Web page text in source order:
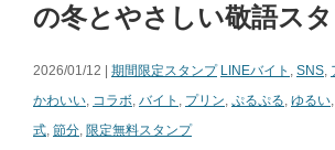
の冬とやさしい敬語ス
2026/01/12 | 期間限定スタンプ LINEバイト , SNS,
かわいい, コラボ, バイト , プリン, ぷるぷる, ゆるい,
式, 節分, 限定無料スタンプ